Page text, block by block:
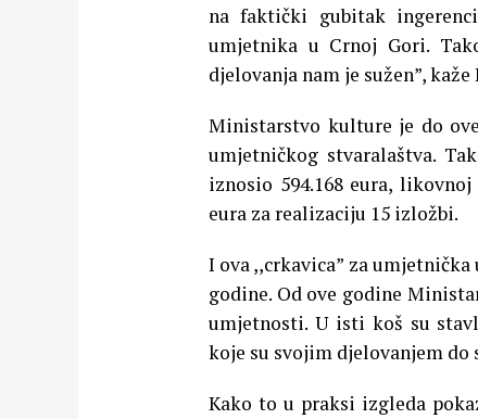
na faktički gubitak
umjetnika u Crnoj Gori.
djelovanja nam je sužen”,
Ministarstvo kulture je do
umjetničkog stvaralaštva.
iznosio 594.168 eura,
eura za realizaciju 15 izložbi.
I ova ,,crkavica” za
godine. Od ove godine
umjetnosti. U isti koš su
koje su svojim djelovanjem do
Kako to u praksi izgleda